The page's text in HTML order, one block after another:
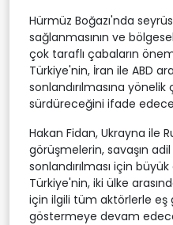
Hürmüz Boğazı'nda
sağlanmasının ve
çok taraflı çabaların
Türkiye'nin, İran ile ABD
sonlandırılmasına
sürdüreceğini ifade
Hakan Fidan, Ukrayna ile
görüşmelerin, savaşın
sonlandırılması için
Türkiye'nin, iki ülke
için ilgili tüm aktörlerle
göstermeye devam